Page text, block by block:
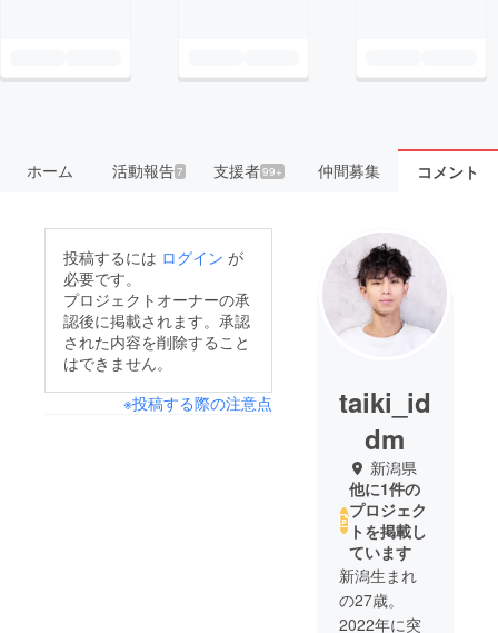
ホーム 活動報告7 支援者99+ 仲間募集 コメント
投稿するには ログイン が
必要です。
プロジェクトオーナーの承
認後に掲載されます。承認
された内容を削除すること
はできません。
※投稿する際の注意点
taiki_id
dm
新潟県
他に1件の
プロジェク
トを掲載し
ています
新潟生まれ
の27歳。
2022年に突